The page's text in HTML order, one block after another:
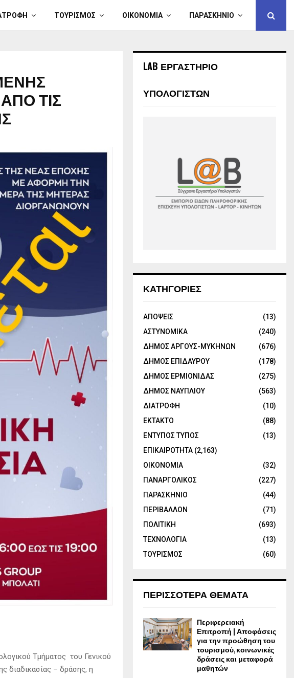
ΤΟΥΡΙΣΜΟΣ ΟΙΚΟΝΟΜΙΑ ΠΑΡΑΣΚΗΝΙΟ
ΤΙΣ
Τμήματος του Γενικού
διαδικασίας – δράσης, η
LAB ΕΡΓΑΣΤΗΡΙΟ
ΥΠΟΛΟΓΙΣΤΩΝ
ΚΑΤΗΓΟΡΙΕΣ
ΑΠΟΨΕΙΣ
(13)
ΑΣΤΥΝΟΜΙΚΑ
(240)
ΔΗΜΟΣ ΑΡΓΟΥΣ-ΜΥΚΗΝΩΝ
(676)
ΔΗΜΟΣ ΕΠΙΔΑΥΡΟΥ
(178)
ΔΗΜΟΣ ΕΡΜΙΟΝΙΔΑΣ
(275)
ΔΗΜΟΣ ΝΑΥΠΛΙΟΥ
(563)
ΔΙΑΤΡΟΦΗ
(10)
ΕΚΤΑΚΤΟ
(88)
ΕΝΤΥΠΟΣ ΤΥΠΟΣ
(13)
ΕΠΙΚΑΙΡΟΤΗΤΑ (2,163)
ΟΙΚΟΝΟΜΙΑ
(32)
ΠΑΝΑΡΓΟΛΙΚΟΣ
(227)
ΠΑΡΑΣΚΗΝΙΟ
(44)
ΠΕΡΙΒΑΛΛΟΝ
(71)
ΠΟΛΙΤΙΚΗ
(693)
ΤΕΧΝΟΛΟΓΙΑ
(13)
ΤΟΥΡΙΣΜΟΣ
(60)
ΠΕΡΙΣΣΟΤΕΡΑ ΘΕΜΑΤΑ
Περιφερειακή
Επιτροπή | Αποφάσεις
για την προώθηση του
τουρισμού, κοινωνικές
δράσεις και μεταφορά
μαθητών